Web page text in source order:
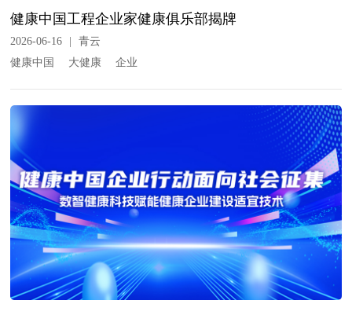
健康中国工程企业家健康俱乐部揭牌
2026-06-16
青云
健康中国
大健康 企业